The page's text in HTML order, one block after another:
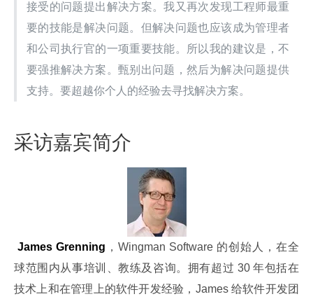
接受的问题提出解决方案。我又再次发现工程师最重
要的技能是解决问题。但解决问题也应该成为管理者
和公司执行官的一项重要技能。所以我的建议是，不
要强推解决方案。甄别出问题，然后为解决问题提供
支持。要超越你个人的经验去寻找解决方案。
采访嘉宾简介
James Grenning ，Wingman Software 的创始人，在全
球范围内从事培训、教练及咨询。拥有超过 30 年包括在
技术上和在管理上的软件开发经验，James 给软件开发团